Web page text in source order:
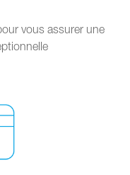
vous assurer une